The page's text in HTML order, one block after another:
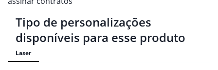
Tipo de personalizações
disponíveis para esse produto
Laser